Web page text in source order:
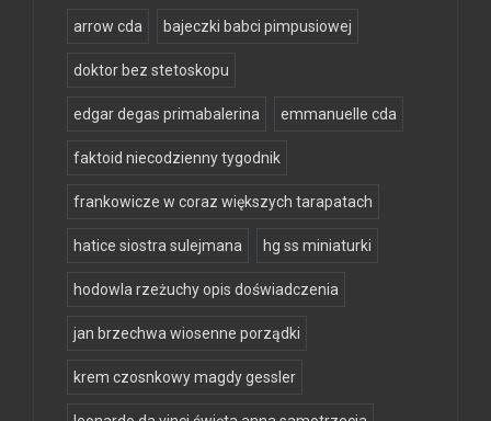
arrow cda bajeczki babci pimpusiowej
doktor bez stetoskopu
edgar degas primabalerina emmanuelle cda
faktoid niecodzienny tygodnik
frankowicze w coraz większych tarapatach
hatice siostra sulejmana hg ss miniaturki
hodowla rzeżuchy opis doświadczenia
jan brzechwa wiosenne porządki
krem czosnkowy magdy gessler